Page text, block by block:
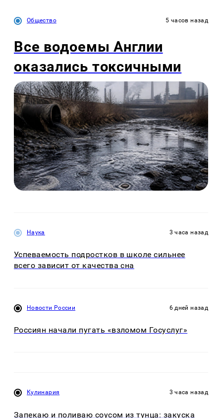
Общество 5 часов назад
Все водоемы Англии
оказались токсичными
Наука 3 часа назад
Успеваемость подростков в школе сильнее
всего зависит от качества сна
Новости России 6 дней назад
Россиян начали пугать «взломом Госуслуг»
Кулинария 3 часа назад
Запекаю и поливаю соусом из тунца: закуска